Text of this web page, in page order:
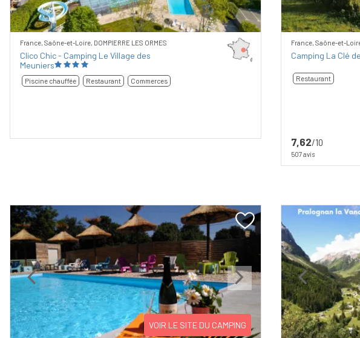
France, Saône-et-Loire, DOMPIERRE LES ORMES
Clico Chic - Camping Le Village des
Meuniers
Piscine chauffée Restaurant Commerces
France, Saône-et-
Camping La Clé
Restaurant
7,62/10
507 avis
Previous Next
VOIR LE SITE DU CAMPING
Previous